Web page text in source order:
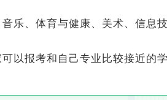
乐、体育与健康、美术、信息技
以报考和自己专业比较接近的学